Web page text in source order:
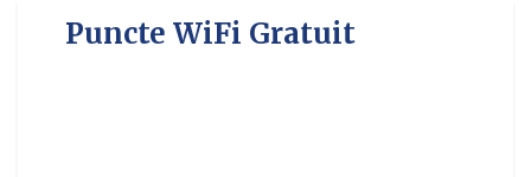
Puncte WiFi Gratuit